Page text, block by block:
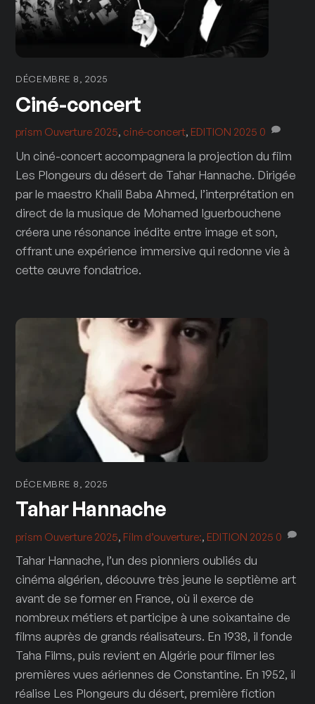
DÉCEMBRE 8, 2025
Ciné-concert
prism Ouverture 2025, ciné-concert, EDITION 2025 0
Un ciné-concert accompagnera la projection du film
Les Plongeurs du désert de Tahar Hannache. Dirigée
par le maestro Khalil Baba Ahmed, l’interprétation en
direct de la musique de Mohamed Iguerbouchene
créera une résonance inédite entre image et son,
offrant une expérience immersive qui redonne vie à
cette œuvre fondatrice.
DÉCEMBRE 8, 2025
Tahar Hannache
prism Ouverture 2025, Film d’ouverture:, EDITION 2025 0
Tahar Hannache, l’un des pionniers oubliés du
cinéma algérien, découvre très jeune le septième art
avant de se former en France, où il exerce de
nombreux métiers et participe à une soixantaine de
films auprès de grands réalisateurs. En 1938, il fonde
Taha Films, puis revient en Algérie pour filmer les
premières vues aériennes de Constantine. En 1952, il
réalise Les Plongeurs du désert, première fiction